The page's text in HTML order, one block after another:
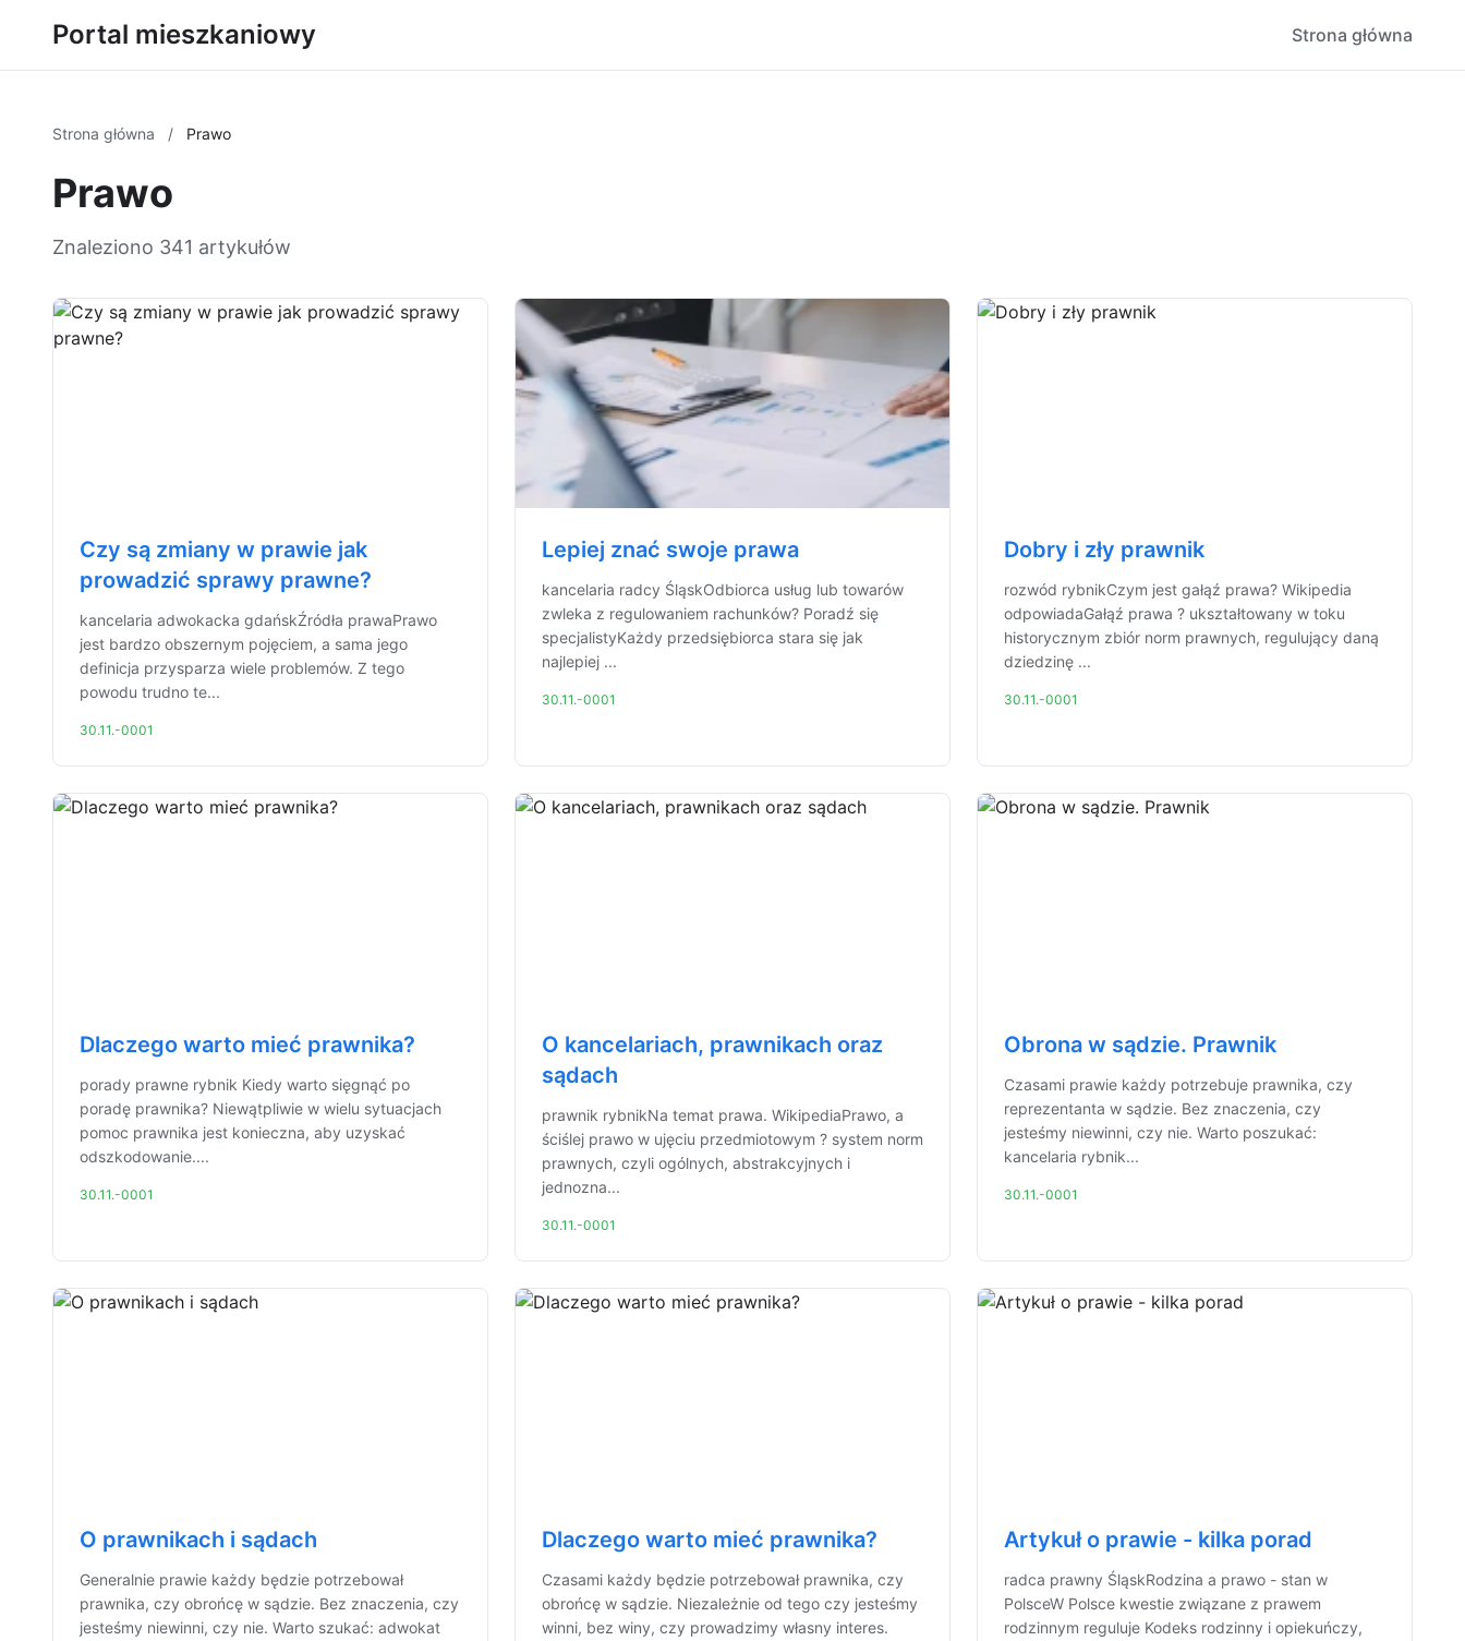
Portal mieszkaniowy Strona główna
Strona główna / Prawo
Prawo
Znaleziono 341 artykułów
Czy są zmiany w prawie jak
prowadzić sprawy prawne?
kancelaria adwokacka gdańskŹródła prawaPrawo
jest bardzo obszernym pojęciem, a sama jego
definicja przysparza wiele problemów. Z tego
powodu trudno te...
30.11.-0001
Lepiej znać swoje prawa
kancelaria radcy ŚląskOdbiorca usług lub towarów
zwleka z regulowaniem rachunków? Poradź się
specjalistyKażdy przedsiębiorca stara się jak
najlepiej ...
30.11.-0001
Dobry i zły prawnik
rozwód rybnikCzym jest gałąź prawa? Wikipedia
odpowiadaGałąź prawa ? ukształtowany w toku
historycznym zbiór norm prawnych, regulujący daną
dziedzinę ...
30.11.-0001
Dlaczego warto mieć prawnika?
porady prawne rybnik Kiedy warto sięgnąć po
poradę prawnika? Niewątpliwie w wielu sytuacjach
pomoc prawnika jest konieczna, aby uzyskać
odszkodowanie....
30.11.-0001
O kancelariach, prawnikach oraz
sądach
prawnik rybnikNa temat prawa. WikipediaPrawo, a
ściślej prawo w ujęciu przedmiotowym ? system norm
prawnych, czyli ogólnych, abstrakcyjnych i
jednozna...
30.11.-0001
Obrona w sądzie. Prawnik
Czasami prawie każdy potrzebuje prawnika, czy
reprezentanta w sądzie. Bez znaczenia, czy
jesteśmy niewinni, czy nie. Warto poszukać:
kancelaria rybnik...
30.11.-0001
O prawnikach i sądach
Generalnie prawie każdy będzie potrzebował
prawnika, czy obrońcę w sądzie. Bez znaczenia, czy
jesteśmy niewinni, czy nie. Warto szukać: adwokat
Dlaczego warto mieć prawnika?
Czasami każdy będzie potrzebował prawnika, czy
obrońcę w sądzie. Niezależnie od tego czy jesteśmy
winni, bez winy, czy prowadzimy własny interes.
Artykuł o prawie - kilka porad
radca prawny ŚląskRodzina a prawo - stan w
PolsceW Polsce kwestie związane z prawem
rodzinnym reguluje Kodeks rodzinny i opiekuńczy,